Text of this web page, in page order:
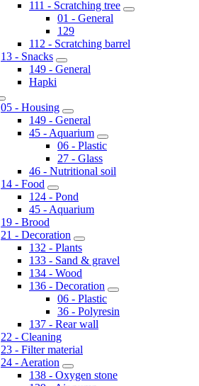
111 - Scratching tree
01 - General
129
112 - Scratching barrel
13 - Snacks
149 - General
Hapki
05 - Housing
149 - General
45 - Aquarium
06 - Plastic
27 - Glass
46 - Nutritional soil
14 - Food
124 - Pond
45 - Aquarium
19 - Brood
21 - Decoration
132 - Plants
133 - Sand & gravel
134 - Wood
136 - Decoration
06 - Plastic
36 - Polyresin
137 - Rear wall
22 - Cleaning
23 - Filter material
24 - Aeration
138 - Oxygen stone